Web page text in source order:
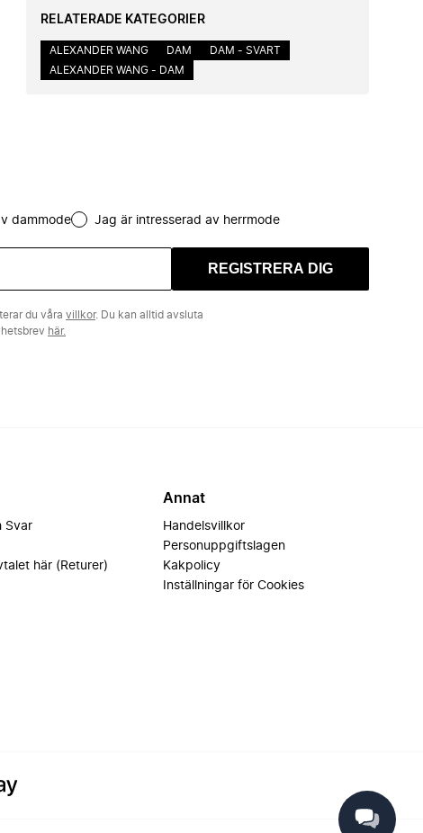
RELATERADE KATEGORIER
ALEXANDER WANG DAM
DAM - SVART
ALEXANDER WANG - DAM
dammode Jag är intresserad av herrmode
REGISTRERA DIG
du våra villkor. Du kan alltid avsluta
här.
Svar
här (Returer)
Annat
Handelsvillkor
Personuppgiftslagen
Kakpolicy
Inställningar för Cookies